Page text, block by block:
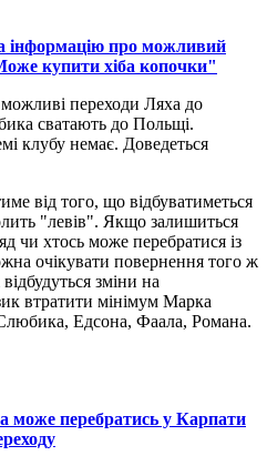
інформацію про можливий
купити хіба копочки"
переходи Ляха до
сватають до Польщі.
клубу немає. Доведеться
від того, що відбуватиметься
"левів". Якщо залишиться
чи хтось може перебратися із
очікувати повернення того ж
зміни на
втратити мінімум Марка
Едсона, Фаала, Романа.
перебратись у Карпати